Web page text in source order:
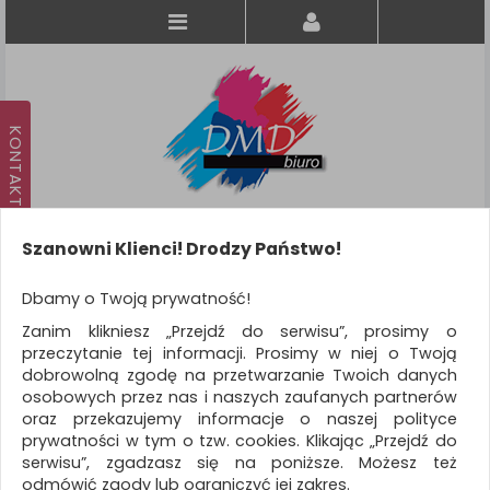
KATEGORIE
WSZYSTKIE KATEGORIE
FILTRY
Więcej
Szanowni Klienci! Drodzy Państwo!
Dbamy o Twoją prywatność!
Zanim klikniesz „Przejdź do serwisu”, prosimy o
przeczytanie tej informacji. Prosimy w niej o Twoją
dobrowolną zgodę na przetwarzanie Twoich danych
osobowych przez nas i naszych zaufanych partnerów
oraz przekazujemy informacje o naszej polityce
prywatności w tym o tzw. cookies. Klikając „Przejdź do
serwisu”, zgadzasz się na poniższe. Możesz też
odmówić zgody lub ograniczyć jej zakres.